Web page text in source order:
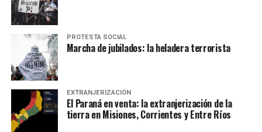
PROTESTA SOCIAL
Marcha de jubilados: la heladera terrorista
EXTRANJERIZACIÓN
El Paraná en venta: la extranjerización de la
tierra en Misiones, Corrientes y Entre Ríos